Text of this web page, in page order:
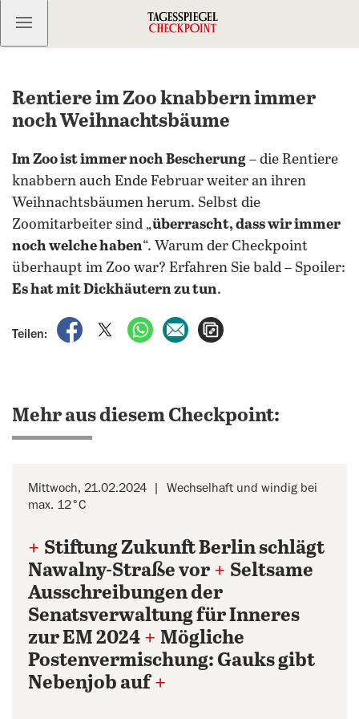
Kostenlos anmelden
Rentiere im Zoo knabbern immer
noch Weihnachtsbäume
Im Zoo ist immer noch Bescherung – die Rentiere
knabbern auch Ende Februar weiter an ihren
Weihnachtsbäumen herum. Selbst die
Zoomitarbeiter sind „überrascht, dass wir immer
noch welche haben“. Warum der Checkpoint
überhaupt im Zoo war? Erfahren Sie bald – Spoiler:
Es hat mit Dickhäutern zu tun.
Teilen:
auf Facebook teilen
auf X teilenper WhatsApp teilen
per E-Mail teilen
Mehr aus diesem Checkpoint:
Mittwoch, 21.02.2024
Wechselhaft und windig bei
max. 12°C
+ Stiftung Zukunft Berlin schlägt
Nawalny-Straße vor + Seltsame
Ausschreibungen der
Senatsverwaltung für Inneres
zur EM 2024 + Mögliche
Postenvermischung: Gauks gibt
Nebenjob auf +